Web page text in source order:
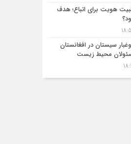
هویت برای اتباع؛ هدف
سیستان در افغانستان
محیط زیست